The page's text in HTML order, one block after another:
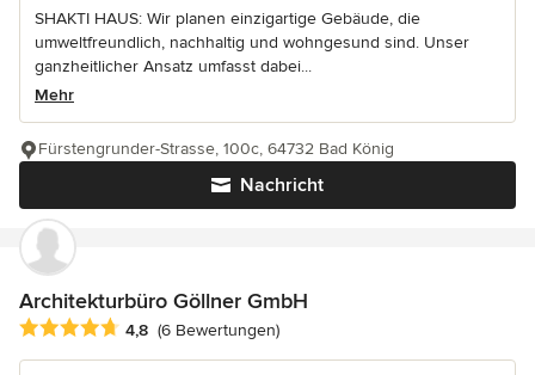
SHAKTI HAUS: Wir planen einzigartige Gebäude, die
umweltfreundlich, nachhaltig und wohngesund sind. Unser
ganzheitlicher Ansatz umfasst dabei...
Mehr
Nachricht
Fürstengrunder-Strasse, 100c, 64732 Bad König
Architekturbüro Göllner GmbH
Durchschnittliche Bewertung: 4.8 von 5 Sternen
4,8 (6 Bewertungen)